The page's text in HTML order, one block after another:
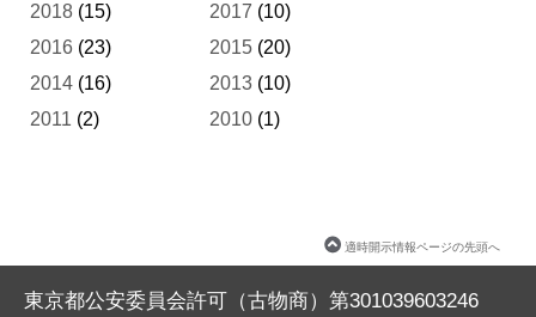
2018 (15) 2017 (10)
2016 (23) 2015 (20)
2014 (16) 2013 (10)
2011 (2) 2010 (1)
適時開示情報ページの先頭へ
東京都公安委員会許可（古物商）第301039603246